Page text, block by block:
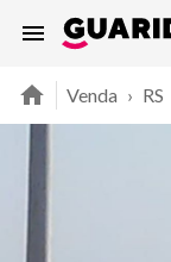
Venda › RS